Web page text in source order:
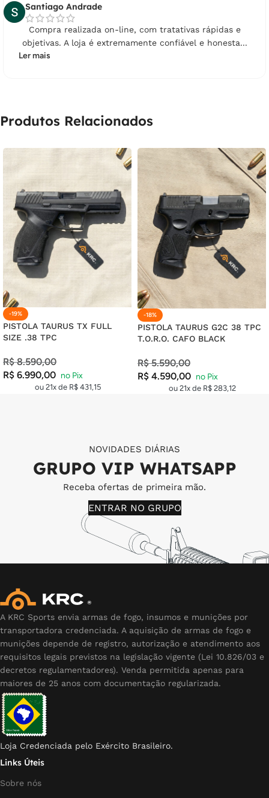
Santiago Andrade
Compra realizada on-line, com tratativas rápidas e
objetivas. A loja é extremamente confiável e honesta...
Ler mais
Produtos Relacionados
-19%
PISTOLA TAURUS TX FULL
SIZE .38 TPC
R$8.590,00
R$ 6.990,00
ou 21x de R$431,15
-18%
PISTOLA TAURUS G2C 38 TPC
T.O.R.O. CAFO BLACK
R$5.590,00
R$ 4.590,00
ou 21x de R$283,12
NOVIDADES DIÁRIAS
GRUPO VIP WHATSAPP
Receba ofertas de primeira mão.
ENTRAR NO GRUPO
A KRC Sports envia armas de fogo, insumos e munições por
transportadora credenciada. A aquisição de armas de fogo e
munições depende de registro, autorização e atendimento aos
requisitos legais previstos na legislação vigente (Lei 10.826/03 e
decretos regulamentadores). Venda permitida apenas para
maiores de 25 anos com documentação regularizada.
Loja Credenciada pelo Exército Brasileiro.
Links Úteis
Sobre nós